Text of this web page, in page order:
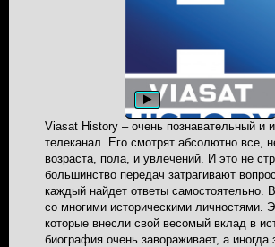
Viasat History – очень познавательный и
телеканал. Его смотрят абсолютно все,
возраста, пола, и увлечений. И это не
большинство передач затрагивают
каждый найдет ответы самостоятельно.
со многими историческими личностями.
которые внесли свой весомый вклад в
биография очень завораживает, а иногда